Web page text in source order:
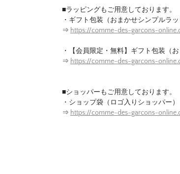
■ラッピングもご用意しております。
・ギフト包装（おまかせシンプルラッ
⇒ https://comme-des-garcons-
・【会員限定・無料】ギフト包装（
⇒ https://comme-des-garcons-
■ショッパーもご用意しております。
・ショップ袋（ロゴ入りショッパー）
⇒ https://comme-des-garcons-